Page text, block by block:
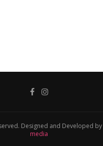
Designed and Developed by
media